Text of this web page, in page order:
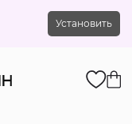
Установить